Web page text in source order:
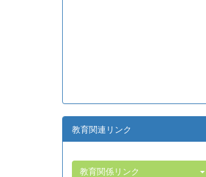
教育関連リンク
教育関係リンク